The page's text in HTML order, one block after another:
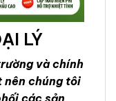
LÝ
và chính
nên chúng tôi